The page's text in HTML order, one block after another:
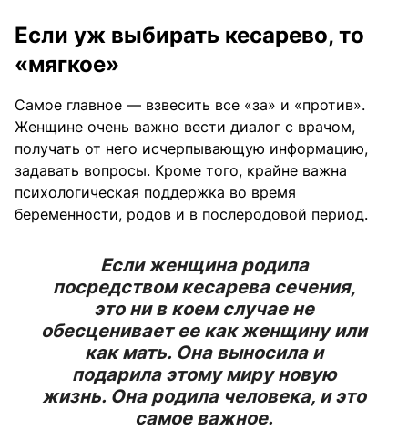
Если уж выбирать кесарево, то
«мягкое»
Самое главное — взвесить все «за» и «против».
Женщине очень важно вести диалог с врачом,
получать от него исчерпывающую информацию,
задавать вопросы. Кроме того, крайне важна
психологическая поддержка во время
беременности, родов и в послеродовой период.
Если женщина родила
посредством кесарева сечения,
это ни в коем случае не
обесценивает ее как женщину или
как мать. Она выносила и
подарила этому миру новую
жизнь. Она родила человека, и это
самое важное.